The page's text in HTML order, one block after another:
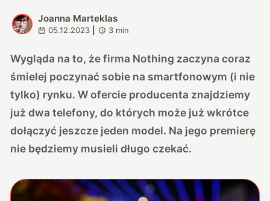
J
Joanna Marteklas
05.12.2023 3 min
Wygląda na to, że firma Nothing zaczyna coraz
śmielej poczynać sobie na smartfonowym (i nie
tylko) rynku. W ofercie producenta znajdziemy
już dwa telefony, do których może już wkrótce
dołączyć jeszcze jeden model. Na jego premierę
nie będziemy musieli długo czekać.